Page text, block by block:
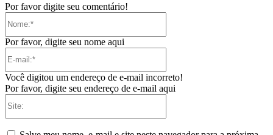
Por favor digite seu comentário!
Por favor, digite seu nome aqui
Você digitou um endereço de e-mail incorreto!
Por favor, digite seu endereço de e-mail aqui